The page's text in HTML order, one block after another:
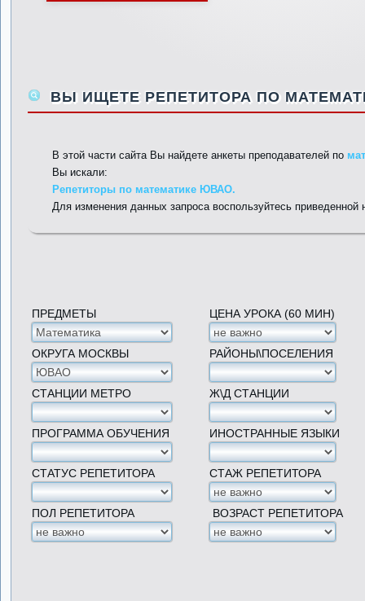
ВЫ ИЩЕТЕ РЕПЕТИТОРА ПО
В этой части сайта Вы найдете анкеты преподавателей по
Вы искали:
Репетиторы по математике ЮВАО.
Для изменения данных запроса воспользуйтесь
ПРЕДМЕТЫ ЦЕНА УРОКА (60 МИН)
ОКРУГА МОСКВЫ РАЙОНЫ\ПОСЕЛЕНИЯ
СТАНЦИИ МЕТРО Ж\Д СТАНЦИИ
ПРОГРАММА ОБУЧЕНИЯ ИНОСТРАННЫЕ ЯЗЫКИ
СТАТУС РЕПЕТИТОРА СТАЖ РЕПЕТИТОРА
ПОЛ РЕПЕТИТОРА ВОЗРАСТ РЕПЕТИТОРА